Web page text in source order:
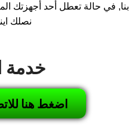
بنا, في حالة تعطل أحد أجهزتك
نصلك
خدمة
اضغط هنا